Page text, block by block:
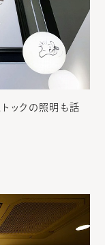
トックの照明も話